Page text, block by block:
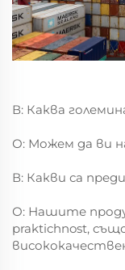
В: Каква
О: Можем да ви
В: Какви са
О: Нашите
praktichnost,